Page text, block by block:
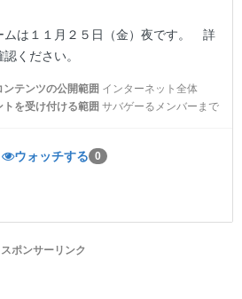
は１１月２５日（金）夜です。 詳
ください。
ンテンツの公開範囲 インターネット全体
トを受け付ける範囲 サバゲーるメンバーまで
ウォッチする 0
スポンサーリンク